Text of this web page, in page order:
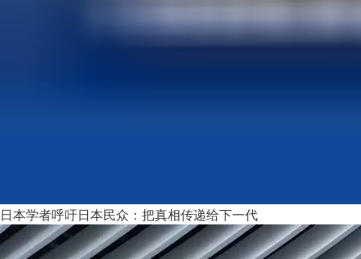
日本学者呼吁日本民众：把真相传递给下一代